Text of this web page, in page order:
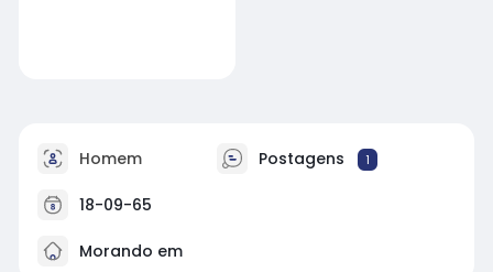
Homem Postagens 1
18-09-65
Morando em